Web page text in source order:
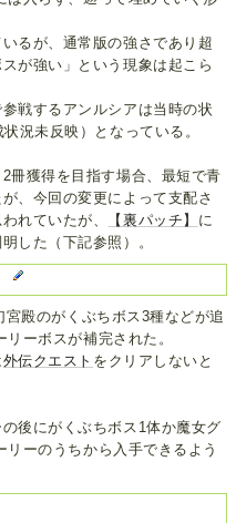
るが、通常版の強さであり超
が強い」という現象は起こら
戦するアンルシアは当時の状
況未反映）となっている。
冊獲得を目指す場合、最短で青
、今回の変更によって支配さ
れていたが、
【裏パッチ】 に
した（下記参照）。
殿のがくぶちボス3種などが追
ーボスが補完された。
外伝クエスト をクリアしないと
後にがくぶちボス1体か魔女グ
ーのうちから入手できるよう